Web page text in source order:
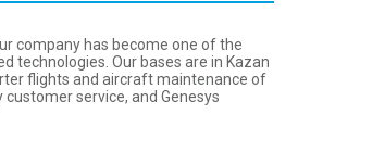
company has become one of the
technologies. Our bases are in Kazan
flights and aircraft maintenance of
service, and Genesys